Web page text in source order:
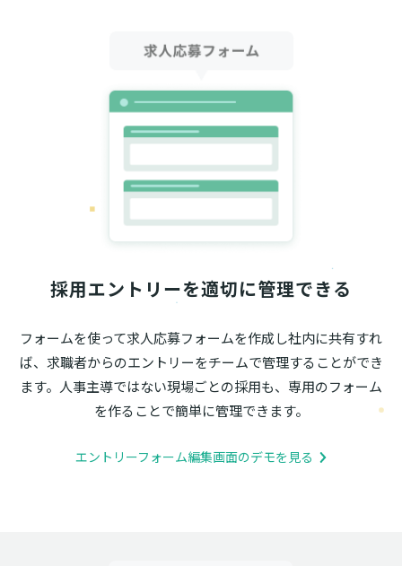
採用エントリーを適切に管理できる
フォームを使って求人応募フォームを作成し社内に共有すれ
ば、求職者からのエントリーをチームで管理することができ
ます。人事主導ではない現場ごとの採用も、専用のフォーム
を作ることで簡単に管理できます。
エントリーフォーム編集画面のデモを見る